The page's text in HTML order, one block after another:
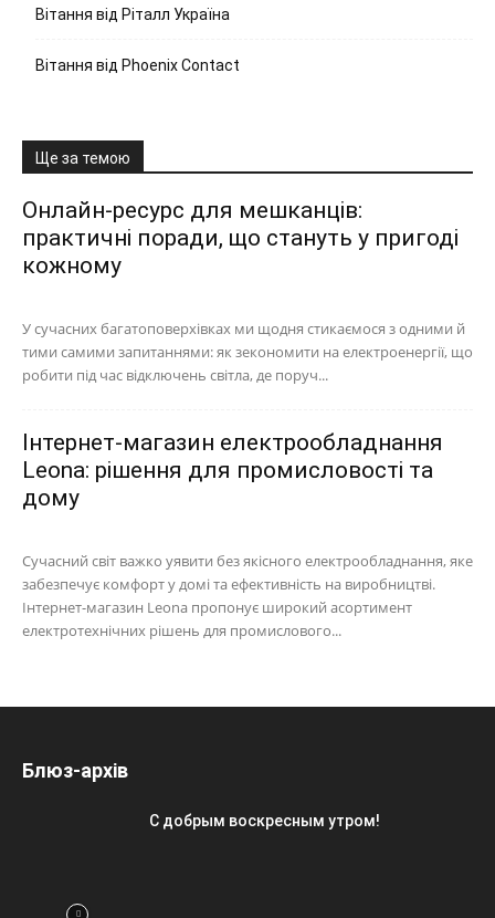
Вітання від Ріталл Україна
Вітання від Phoenix Contact
Ще за темою
Онлайн-ресурс для мешканців:
практичні поради, що стануть у пригоді
кожному
У сучасних багатоповерхівках ми щодня стикаємося з одними й
тими самими запитаннями: як зекономити на електроенергії, що
робити під час відключень світла, де поруч...
Інтернет-магазин електрообладнання
Leona: рішення для промисловості та
дому
Сучасний світ важко уявити без якісного електрообладнання, яке
забезпечує комфорт у домі та ефективність на виробництві.
Інтернет-магазин Leona пропонує широкий асортимент
електротехнічних рішень для промислового...
Блюз-архів
С добрым воскресным утром!